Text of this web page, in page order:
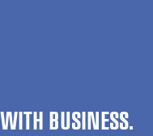
BUSINESS.